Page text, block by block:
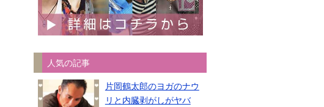
人気の記事
片岡鶴太郎のヨガのナウ
リと内臓剥がしがヤバ